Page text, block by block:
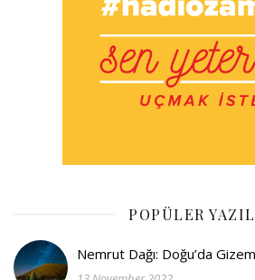
POPÜLER
Nemrut Dağı: Doğu’da